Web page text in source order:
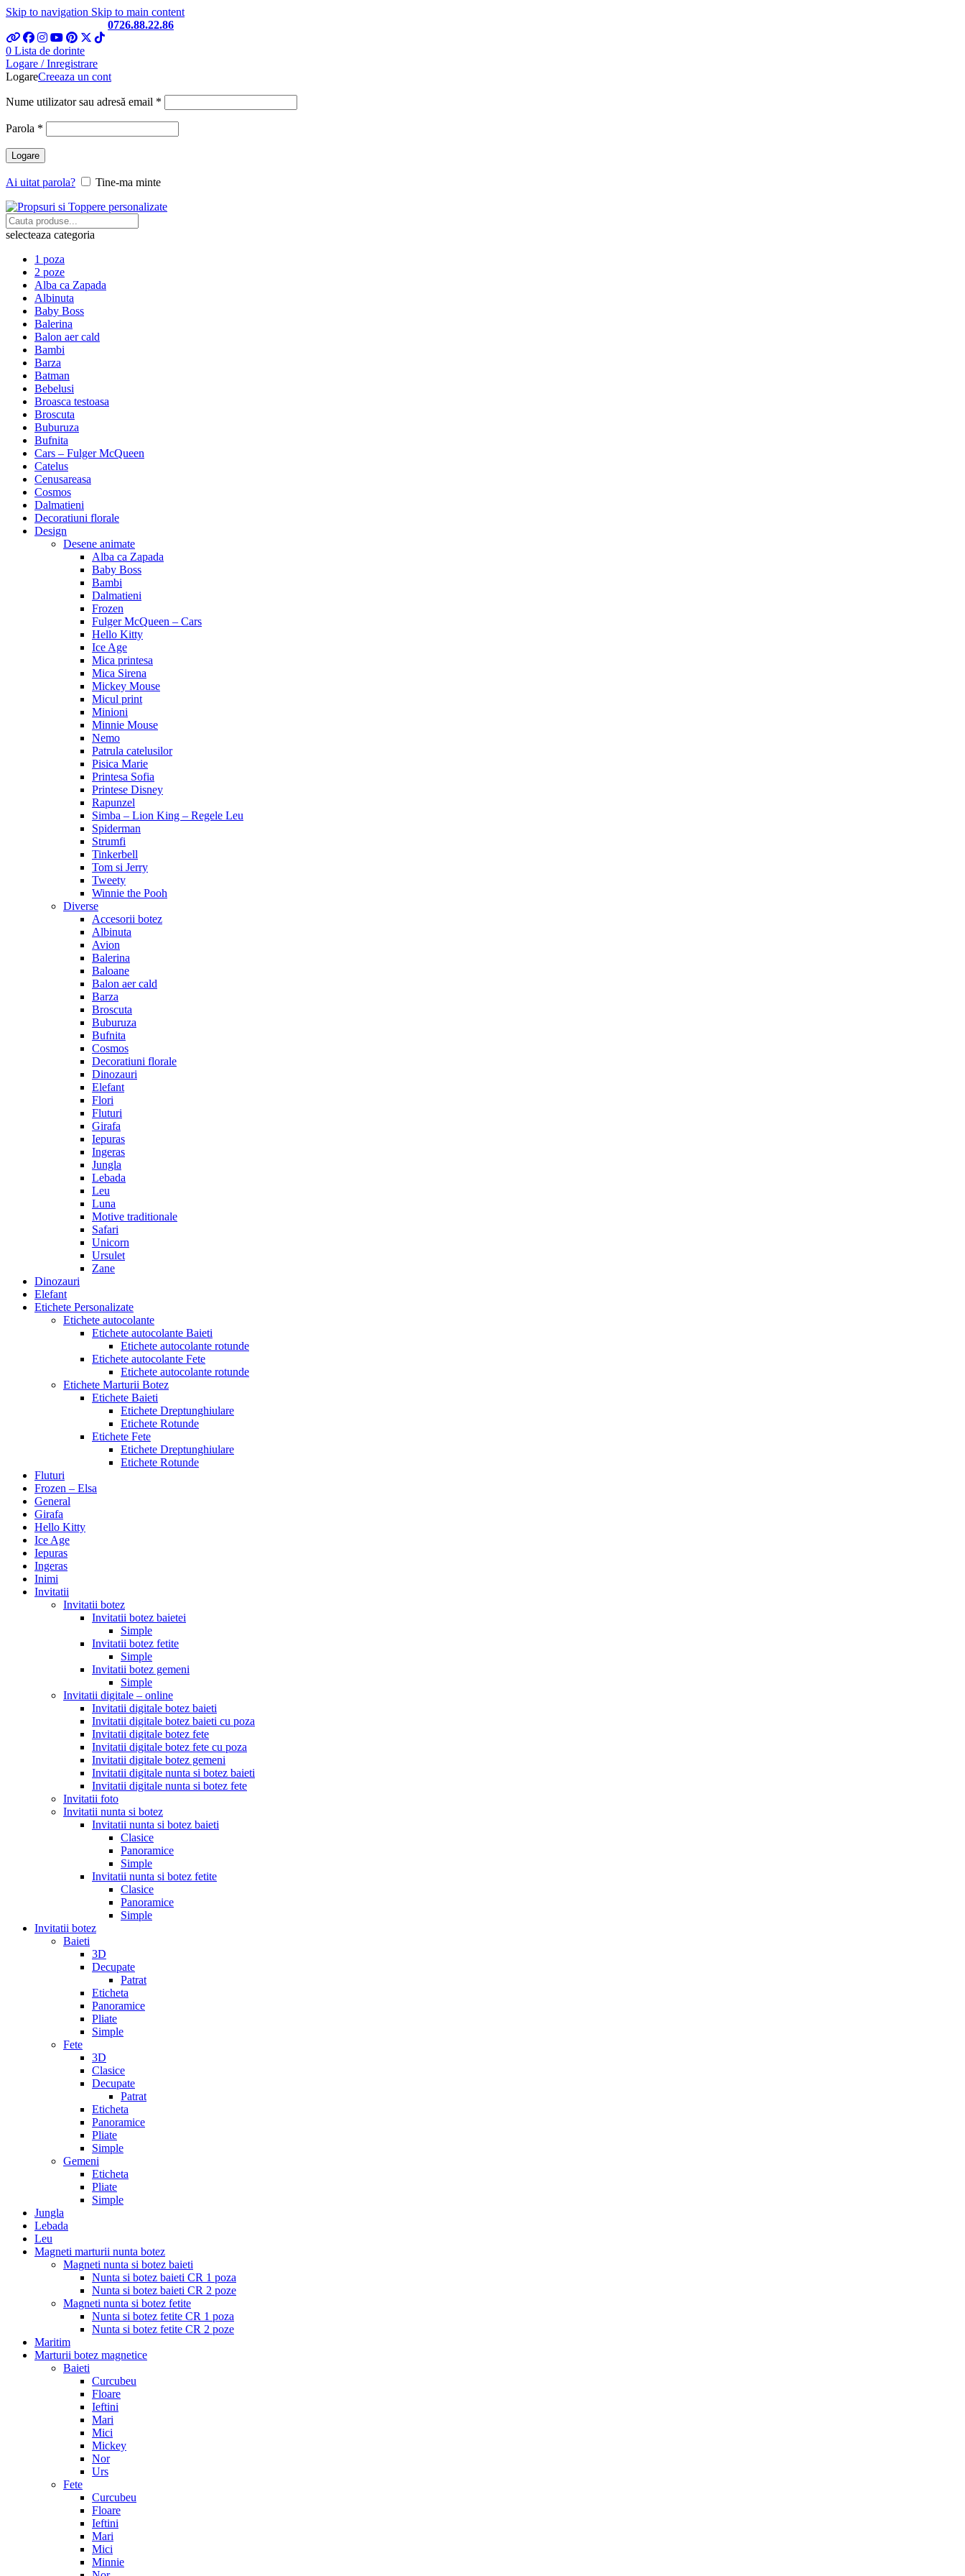
Skip to navigation Skip to main content
0726.88.22.86
0 Lista de dorinte
Logare / Inregistrare
LogareCreeaza un cont
Nume utilizator sau adresă email *
Parola *
Logare
Ai uitat parola? Tine-ma minte
selecteaza categoria
1 poza
2 poze
Alba ca Zapada
Albinuta
Baby Boss
Balerina
Balon aer cald
Bambi
Barza
Batman
Bebelusi
Broasca testoasa
Broscuta
Buburuza
Bufnita
Cars – Fulger McQueen
Catelus
Cenusareasa
Cosmos
Dalmatieni
Decoratiuni florale
Design
Desene animate
Alba ca Zapada
Baby Boss
Bambi
Dalmatieni
Frozen
Fulger McQueen – Cars
Hello Kitty
Ice Age
Mica printesa
Mica Sirena
Mickey Mouse
Micul print
Minioni
Minnie Mouse
Nemo
Patrula catelusilor
Pisica Marie
Printesa Sofia
Printese Disney
Rapunzel
Simba – Lion King – Regele Leu
Spiderman
Strumfi
Tinkerbell
Tom si Jerry
Tweety
Winnie the Pooh
Diverse
Accesorii botez
Albinuta
Avion
Balerina
Baloane
Balon aer cald
Barza
Broscuta
Buburuza
Bufnita
Cosmos
Decoratiuni florale
Dinozauri
Elefant
Flori
Fluturi
Girafa
Iepuras
Ingeras
Jungla
Lebada
Leu
Luna
Motive traditionale
Safari
Unicorn
Ursulet
Zane
Dinozauri
Elefant
Etichete Personalizate
Etichete autocolante
Etichete autocolante Baieti
Etichete autocolante rotunde
Etichete autocolante Fete
Etichete autocolante rotunde
Etichete Marturii Botez
Etichete Baieti
Etichete Dreptunghiulare
Etichete Rotunde
Etichete Fete
Etichete Dreptunghiulare
Etichete Rotunde
Fluturi
Frozen – Elsa
General
Girafa
Hello Kitty
Ice Age
Iepuras
Ingeras
Inimi
Invitatii
Invitatii botez
Invitatii botez baietei
Simple
Invitatii botez fetite
Simple
Invitatii botez gemeni
Simple
Invitatii digitale – online
Invitatii digitale botez baieti
Invitatii digitale botez baieti cu poza
Invitatii digitale botez fete
Invitatii digitale botez fete cu poza
Invitatii digitale botez gemeni
Invitatii digitale nunta si botez baieti
Invitatii digitale nunta si botez fete
Invitatii foto
Invitatii nunta si botez
Invitatii nunta si botez baieti
Clasice
Panoramice
Simple
Invitatii nunta si botez fetite
Clasice
Panoramice
Simple
Invitatii botez
Baieti
3D
Decupate
Patrat
Eticheta
Panoramice
Pliate
Simple
Fete
3D
Clasice
Decupate
Patrat
Eticheta
Panoramice
Pliate
Simple
Gemeni
Eticheta
Pliate
Simple
Jungla
Lebada
Leu
Magneti marturii nunta botez
Magneti nunta si botez baieti
Nunta si botez baieti CR 1 poza
Nunta si botez baieti CR 2 poze
Magneti nunta si botez fetite
Nunta si botez fetite CR 1 poza
Nunta si botez fetite CR 2 poze
Maritim
Marturii botez magnetice
Baieti
Curcubeu
Floare
Ieftini
Mari
Mici
Mickey
Nor
Urs
Fete
Curcubeu
Floare
Ieftini
Mari
Mici
Minnie